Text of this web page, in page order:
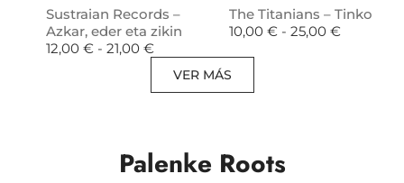
Sustraian Records –
Azkar, eder eta zikin
12,00 € - 21,00 €
The Titanians – Tinko
10,00 € - 25,00 €
VER MÁS
Palenke Roots